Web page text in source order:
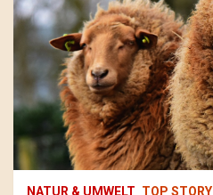
NATUR & UMWELT TOP STORY